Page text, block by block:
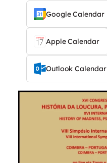
Google Calendar
Apple Calendar
Outlook Calendar